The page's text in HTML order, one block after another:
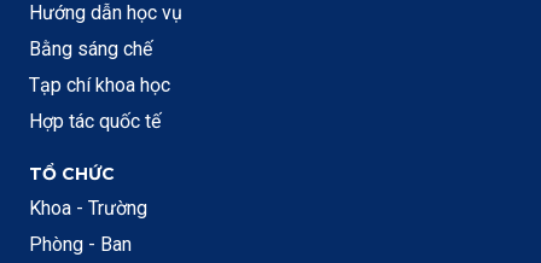
Hướng dẫn học vụ
Bằng sáng chế
Tạp chí khoa học
Hợp tác quốc tế
TỔ CHỨC
Khoa - Trường
Phòng - Ban